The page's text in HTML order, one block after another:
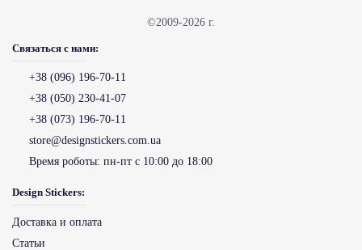
©2009-2026 г.
Связаться с нами:
+38 (096) 196-70-11
+38 (050) 230-41-07
+38 (073) 196-70-11
store@designstickers.com.ua
Время роботы: пн-пт с 10:00 до 18:00
Design Stickers:
Доставка и оплата
Статьи